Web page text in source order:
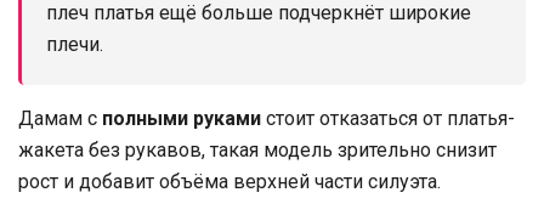
плеч платья ещё больше подчеркнёт широкие
плечи.
Дамам с полными руками стоит отказаться от платья-
жакета без рукавов, такая модель зрительно снизит
рост и добавит объёма верхней части силуэта.